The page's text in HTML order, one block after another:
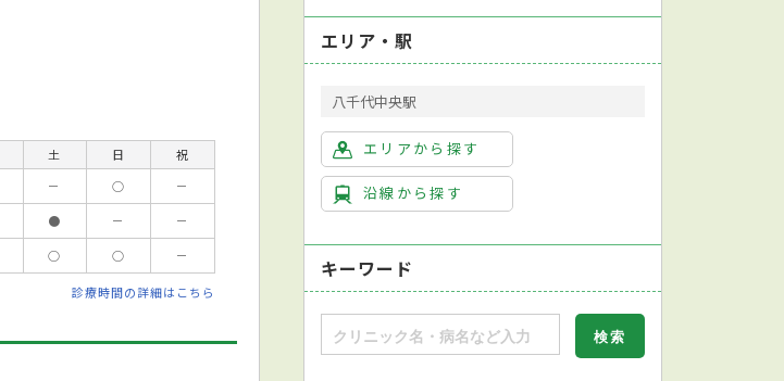
土 日
祝
－ ○
－
● －
－
○ ○ －
診療時間の詳細はこちら
エリア・駅
八千代中央駅
エリアから探す
沿線から探す
キーワード